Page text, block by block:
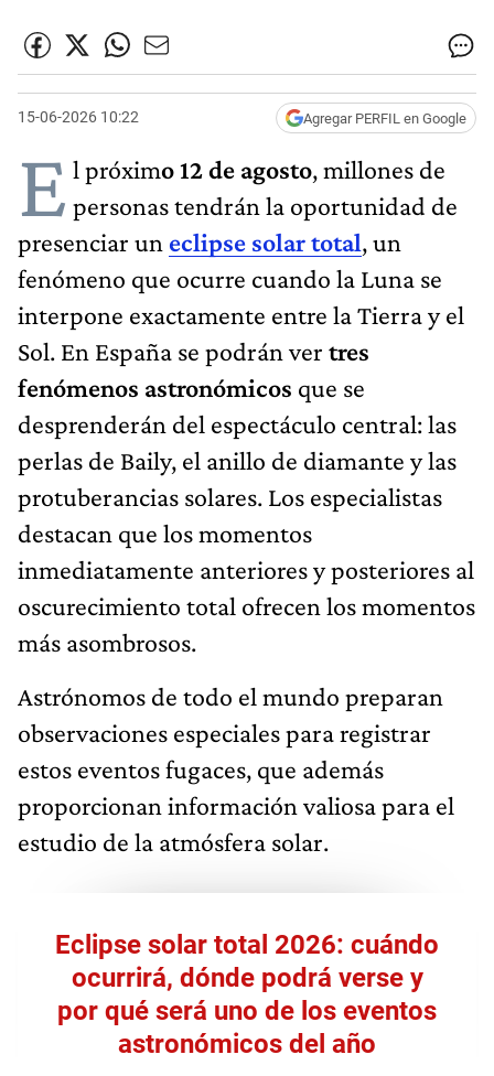
15-06-2026 10:22 Agregar PERFIL en Google
E l próximo 12 de agosto, millones de
personas tendrán la oportunidad de
presenciar un eclipse solar total, un
fenómeno que ocurre cuando la Luna se
interpone exactamente entre la Tierra y el
Sol. En España se podrán ver tres
fenómenos astronómicos que se
desprenderán del espectáculo central: las
perlas de Baily, el anillo de diamante y las
protuberancias solares. Los especialistas
destacan que los momentos
inmediatamente anteriores y posteriores al
oscurecimiento total ofrecen los momentos
más asombrosos.
Astrónomos de todo el mundo preparan
observaciones especiales para registrar
estos eventos fugaces, que además
proporcionan información valiosa para el
estudio de la atmósfera solar.
Eclipse solar total 2026: cuándo
ocurrirá, dónde podrá verse y
por qué será uno de los eventos
astronómicos del año